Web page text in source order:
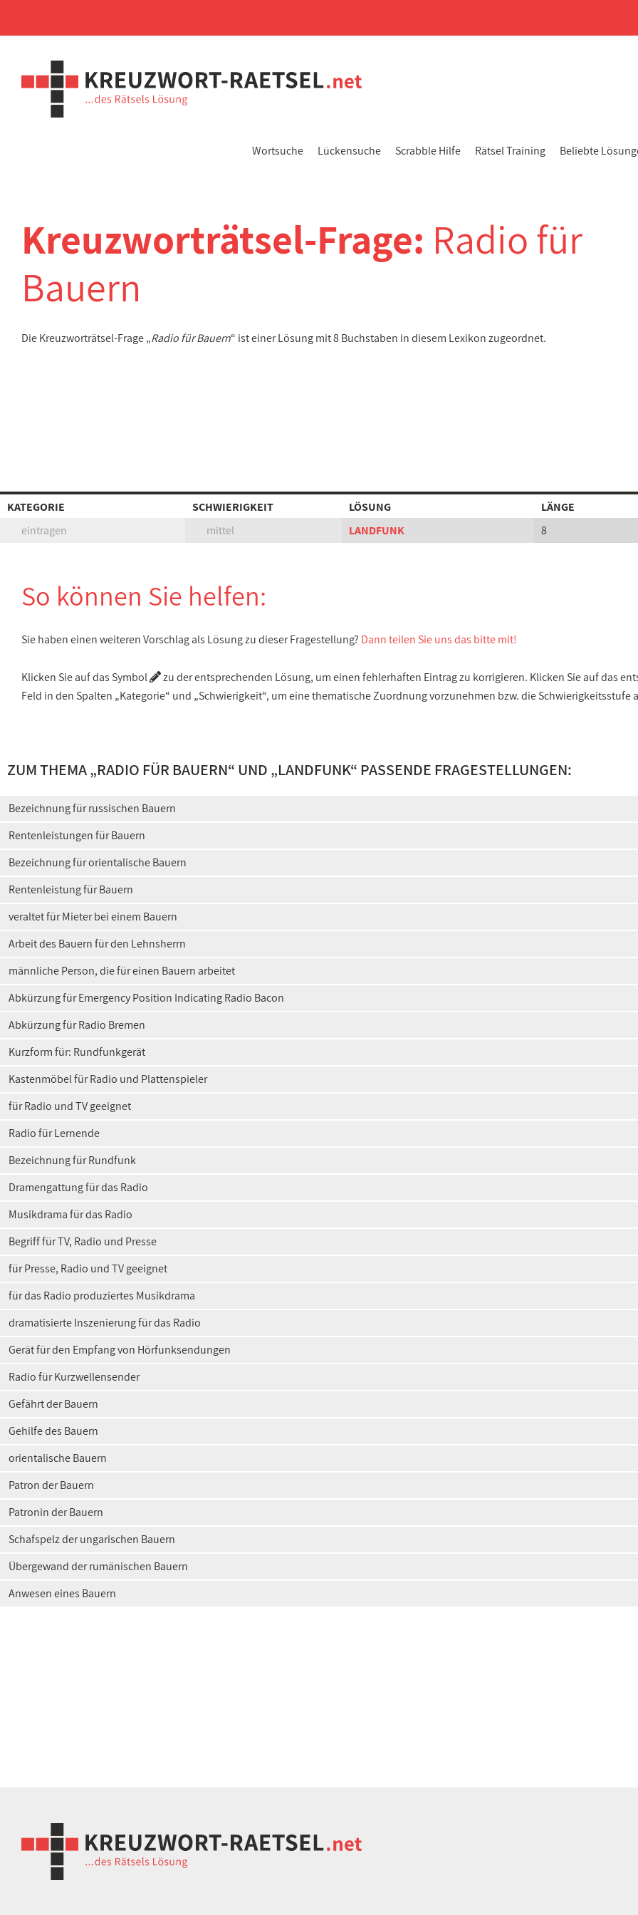
Wortsuche Lückensuche Scrabble Hilfe Rätsel Training Beliebte
Kreuzworträtsel-Frage: Radio für
Bauern
Die Kreuzworträtsel-Frage „Radio für Bauern“ ist einer Lösung mit 8 Buchstaben in diesem Lexikon zugeordnet.
KATEGORIE SCHWIERIGKEIT LÖSUNG
LÄNGE
eintragen
mittel LANDFUNK 8
So können Sie helfen:
Sie haben einen weiteren Vorschlag als Lösung zu dieser Fragestellung? Dann teilen Sie uns das bitte mit!
Klicken Sie auf das Symbol
zu der entsprechenden Lösung, um einen fehlerhaften Eintrag zu korrigieren. Klicken Sie auf das
Feld in den Spalten „Kategorie“ und „Schwierigkeit“, um eine thematische Zuordnung vorzunehmen bzw. die Schwierigkeitsstufe
ZUM THEMA „RADIO FÜR BAUERN“ UND „LANDFUNK“ PASSENDE FRAGESTELLUNGEN:
Bezeichnung für russischen Bauern
Rentenleistungen für Bauern
Bezeichnung für orientalische Bauern
Rentenleistung für Bauern
veraltet für Mieter bei einem Bauern
Arbeit des Bauern für den Lehnsherrn
männliche Person, die für einen Bauern arbeitet
Abkürzung für Emergency Position Indicating Radio Bacon
Abkürzung für Radio Bremen
Kurzform für: Rundfunkgerät
Kastenmöbel für Radio und Plattenspieler
für Radio und TV geeignet
Radio für Lernende
Bezeichnung für Rundfunk
Dramengattung für das Radio
Musikdrama für das Radio
Begriff für TV, Radio und Presse
für Presse, Radio und TV geeignet
für das Radio produziertes Musikdrama
dramatisierte Inszenierung für das Radio
Gerät für den Empfang von Hörfunksendungen
Radio für Kurzwellensender
Gefährt der Bauern
Gehilfe des Bauern
orientalische Bauern
Patron der Bauern
Patronin der Bauern
Schafspelz der ungarischen Bauern
Übergewand der rumänischen Bauern
Anwesen eines Bauern